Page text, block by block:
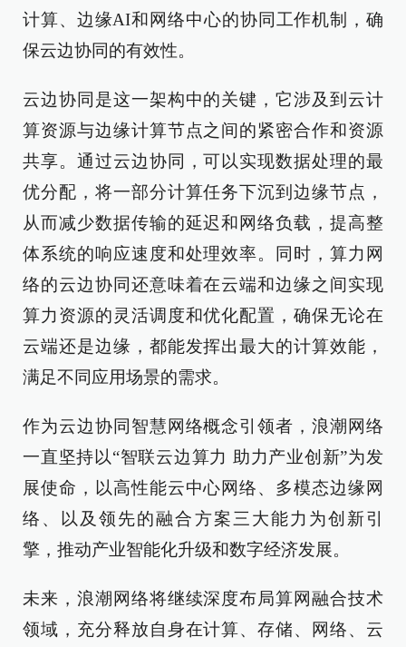
计算、边缘AI和网络中心的协同工作机制，确
保云边协同的有效性。
云边协同是这一架构中的关键，它涉及到云计
算资源与边缘计算节点之间的紧密合作和资源
共享。通过云边协同，可以实现数据处理的最
优分配，将一部分计算任务下沉到边缘节点，
从而减少数据传输的延迟和网络负载，提高整
体系统的响应速度和处理效率。同时，算力网
络的云边协同还意味着在云端和边缘之间实现
算力资源的灵活调度和优化配置，确保无论在
云端还是边缘，都能发挥出最大的计算效能，
满足不同应用场景的需求。
作为云边协同智慧网络概念引领者，浪潮网络
一直坚持以“智联云边算力 助力产业创新”为发
展使命，以高性能云中心网络、多模态边缘网
络、以及领先的融合方案三大能力为创新引
擎，推动产业智能化升级和数字经济发展。
未来，浪潮网络将继续深度布局算网融合技术
领域，充分释放自身在计算、存储、网络、云